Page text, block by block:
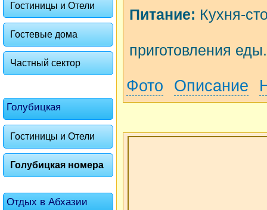
Гостиницы и Отели
Гостевые дома
Частный сектор
Голубицкая
Гостиницы и Отели
Голубицкая номера
Отдых в Абхазии
Питание: Кухня-
приготовления еды.
Фото Описание